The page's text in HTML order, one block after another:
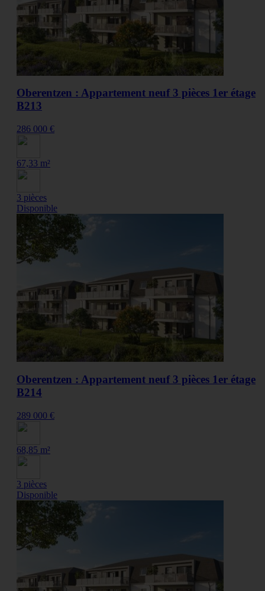
Oberentzen : Appartement neuf 3 pièces 1er étage
B213
286 000 €
67,33 m²
3 pièces
Disponible
Oberentzen : Appartement neuf 3 pièces 1er étage
B214
289 000 €
68,85 m²
3 pièces
Disponible